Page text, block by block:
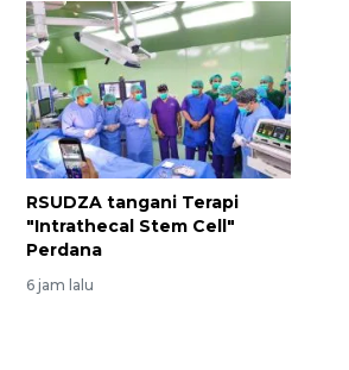
RSUDZA tangani Terapi
"Intrathecal Stem Cell"
Perdana
6 jam lalu